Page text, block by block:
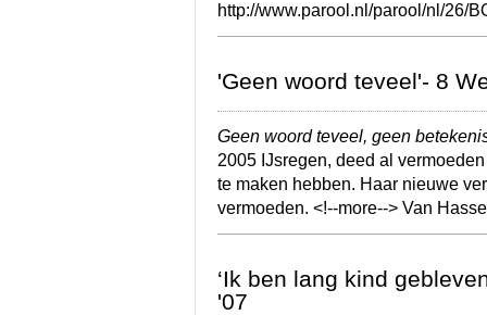
http://www.parool.nl/parool/nl/26/
'Geen woord teveel'- 8
Geen woord teveel, geen
2005 IJsregen, deed al
te maken hebben. Haar nieuwe
vermoeden. <!--more--> Van
‘Ik ben lang kind
'07